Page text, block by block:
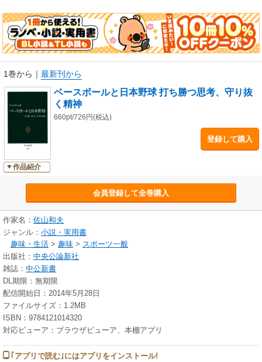
1巻から ｜ 最新刊から
作品紹介
ベースボールと日本野球 打ち勝つ思考、守り抜
く精神
660pt/726円(税込)
登録して購入
会員登録して全巻購入
作家名： 佐山和夫
ジャンル： 小説・実用書
趣味・生活 > 趣味 > スポーツ一般
出版社： 中央公論新社
雑誌： 中公新書
DL期限：無期限
配信開始日：2014年5月28日
ファイルサイズ：1.2MB
ISBN：9784121014320
対応ビューア：ブラウザビューア、本棚アプリ
｢アプリで読む｣にはアプリをインストール!